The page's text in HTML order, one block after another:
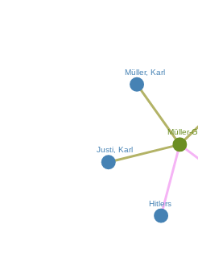
Müller-
Müller, Karl
Justi, Karl
Hitlers